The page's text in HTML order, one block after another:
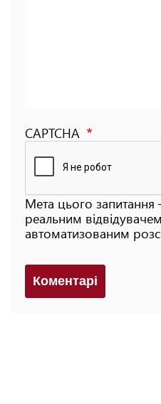
CAPTCHA
Мета цього
реальним відвідувачем
автоматизованим
Коментарi